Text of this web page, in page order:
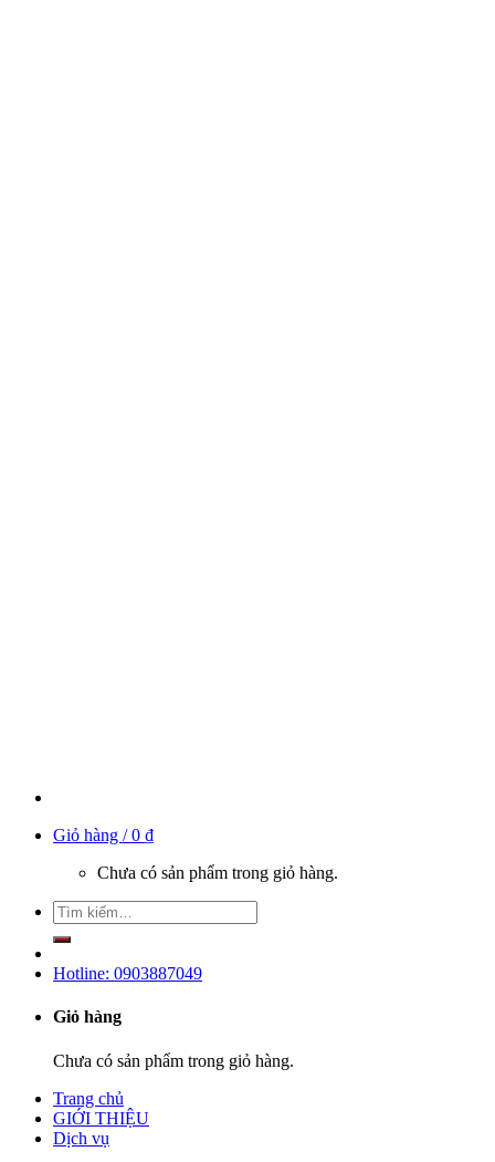
Giỏ hàng /0 ₫
Chưa có sản phẩm trong giỏ hàng.
Hotline: 0903887049
Giỏ hàng
Chưa có sản phẩm trong giỏ hàng.
Trang chủ
GIỚI THIỆU
Dịch vụ